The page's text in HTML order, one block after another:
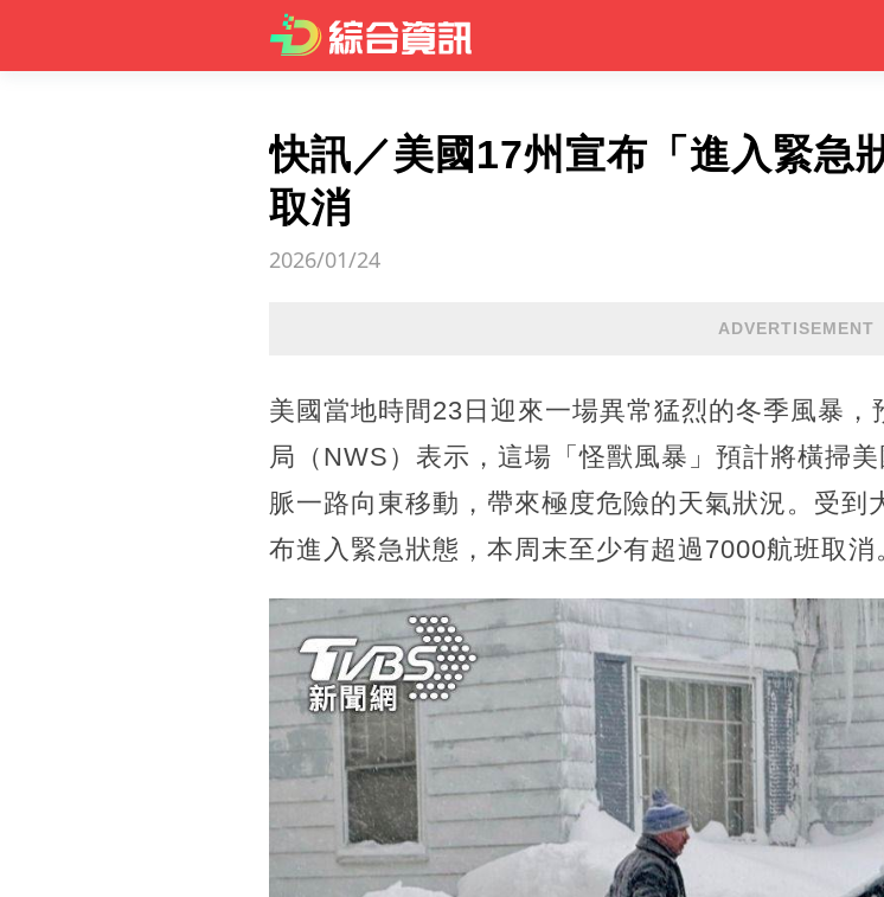
快訊／美國17州宣布「進入緊急
取消
2026/01/24
ADVERTISEMENT
美國當地時間23日迎來一場異常猛烈的冬季風暴
局（NWS）表示，這場「怪獸風暴」預計將橫掃
脈一路向東移動，帶來極度危險的天氣狀況。受到
布進入緊急狀態，本周末至少有超過7000航班取消